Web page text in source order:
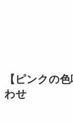
【ピンクの
わせ